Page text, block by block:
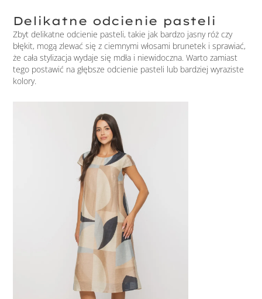
Delikatne odcienie pasteli
Zbyt delikatne odcienie pasteli, takie jak bardzo jasny róż czy
błękit, mogą zlewać się z ciemnymi włosami brunetek i sprawiać,
że cała stylizacja wydaje się mdła i niewidoczna. Warto zamiast
tego postawić na głębsze odcienie pasteli lub bardziej wyraziste
kolory.